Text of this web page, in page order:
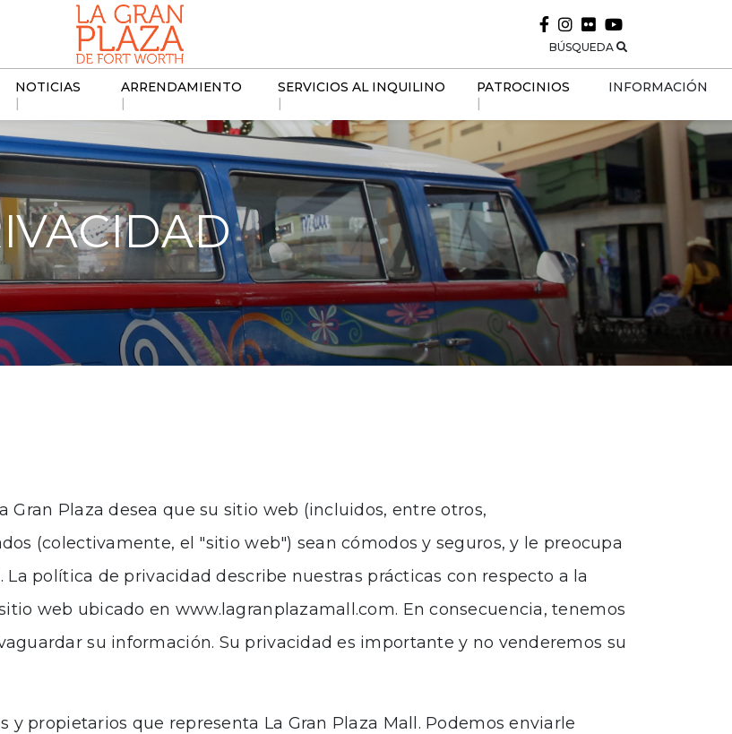
BÚSQUEDA
NOTICIAS
ARRENDAMIENTO
SERVICIOS AL INQUILINO
PATROCINIOS
INFORMACIÓN
CONTACTENOS
ACERCA DE
NOSTROS
ACCESIBILIDAD
HORARIOS
SEGURIDAD
Gran Plaza desea que su sitio web (incluidos, entre otros,
(colectivamente, el "sitio web") sean cómodos y seguros, y le preocupa
política de privacidad describe nuestras prácticas con respecto a la
web ubicado en www.lagranplazamall.com. En consecuencia, tenemos
su información. Su privacidad es importante y no venderemos su
propietarios que representa La Gran Plaza Mall. Podemos enviarle